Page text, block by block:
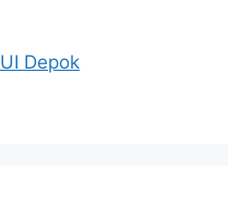
Depok